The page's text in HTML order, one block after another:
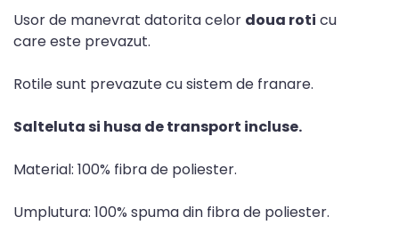
Usor de manevrat datorita celor doua roti cu
care este prevazut.
Rotile sunt prevazute cu sistem de franare.
Salteluta si husa de transport incluse.
Material: 100% fibra de poliester.
Umplutura: 100% spuma din fibra de poliester.